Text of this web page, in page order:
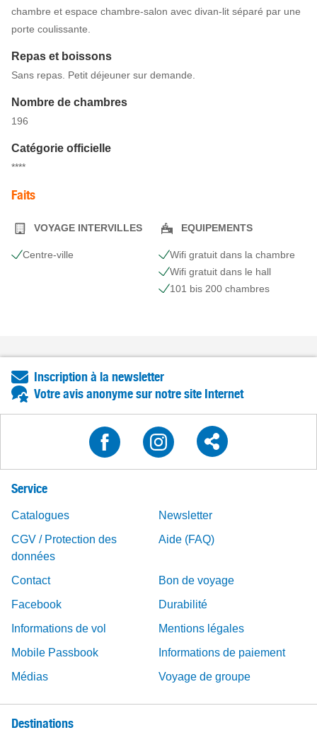
chambre et espace chambre-salon avec divan-lit séparé par une
porte coulissante.
Repas et boissons
Sans repas. Petit déjeuner sur demande.
Nombre de chambres
196
Catégorie officielle
****
Faits
VOYAGE INTERVILLES
Centre-ville
EQUIPEMENTS
Wifi gratuit dans la chambre
Wifi gratuit dans le hall
101 bis 200 chambres
Inscription à la newsletter
Votre avis anonyme sur notre site Internet
Service
Catalogues
Newsletter
CGV / Protection des
données
Aide (FAQ)
Contact
Bon de voyage
Facebook
Durabilité
Informations de vol
Mentions légales
Mobile Passbook
Informations de paiement
Médias
Voyage de groupe
Destinations